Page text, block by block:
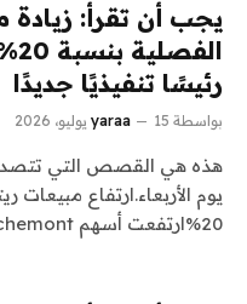
رئيسًا تنفيذيًا جديدًا
بواسطة yaraa 15 يوليو، 2026
هذه هي القصص التي تتصدر
يوم الأربعاء.ارتفاع
20%ارتفعت أسهم Richemont، الشركة…